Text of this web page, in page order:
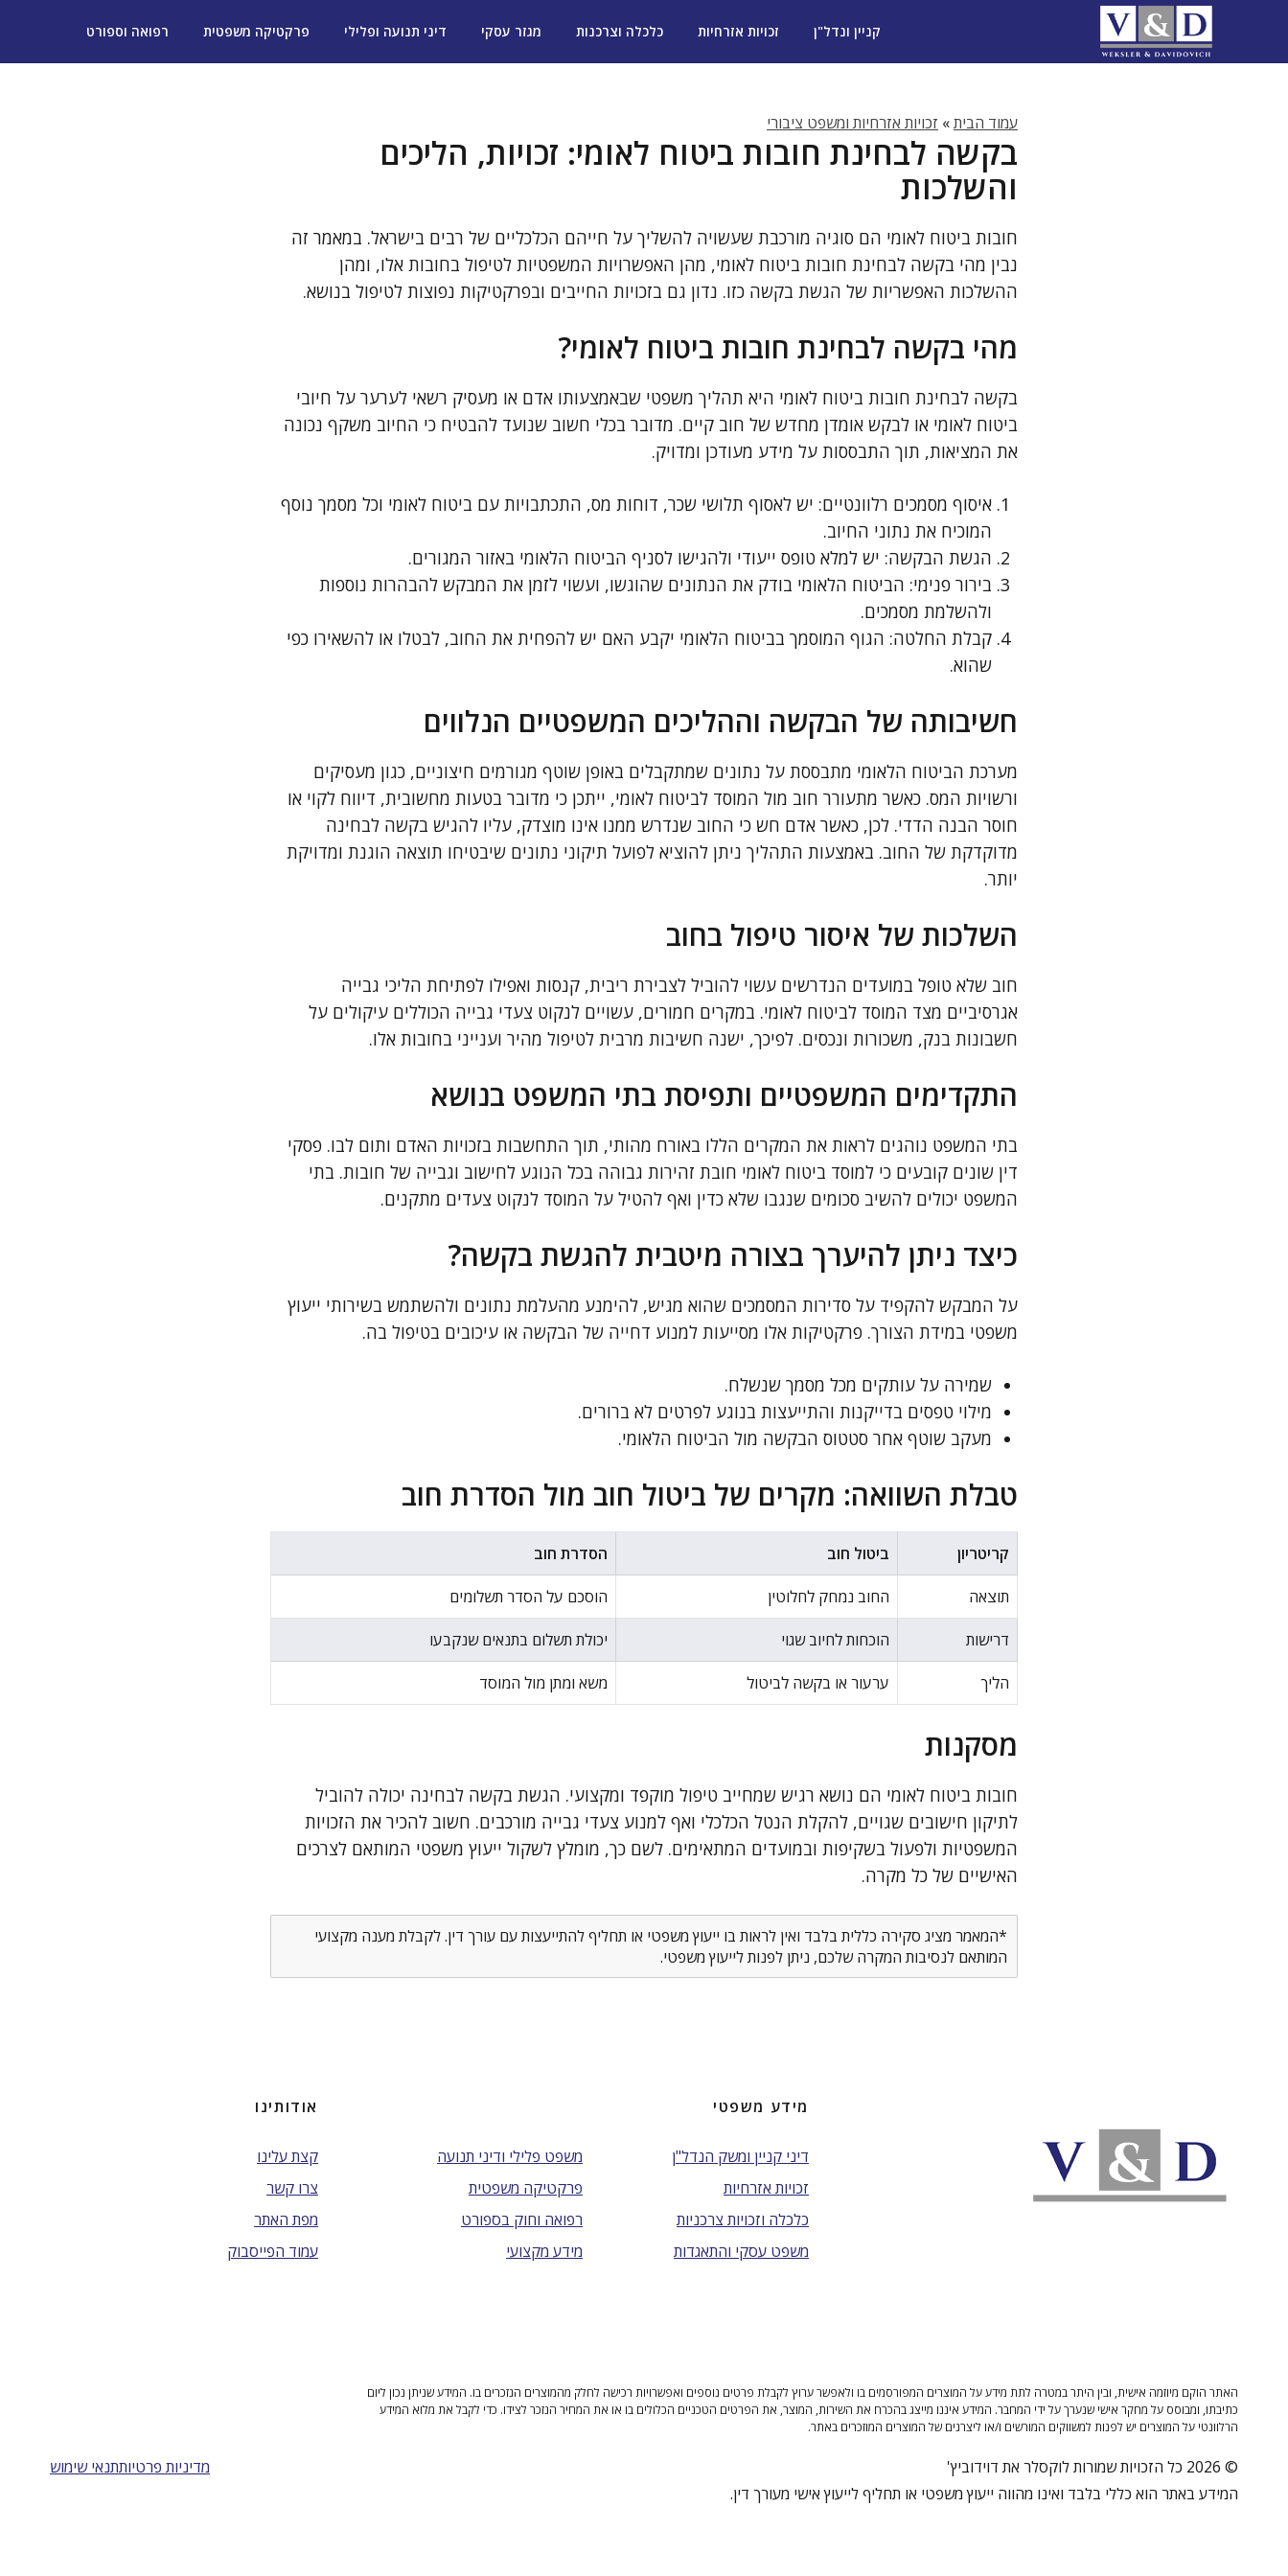
קניין ונדל"ן זכויות אזרחיות כלכלה וצרכנות מגזר עסקי דיני תנועה ופלילי פרקטיקה משפטית רפואה וספורט
עמוד הבית» זכויות אזרחיות ומשפט ציבורי
בקשה לבחינת חובות ביטוח לאומי: זכויות, הליכים
והשלכות
חובות ביטוח לאומי הם סוגיה מורכבת שעשויה להשליך על חייהם הכלכליים של רבים בישראל. במאמר זה
נבין מהי בקשה לבחינת חובות ביטוח לאומי, מהן האפשרויות המשפטיות לטיפול בחובות אלו, ומהן
ההשלכות האפשריות של הגשת בקשה כזו. נדון גם בזכויות החייבים ובפרקטיקות נפוצות לטיפול בנושא.
מהי בקשה לבחינת חובות ביטוח לאומי?
בקשה לבחינת חובות ביטוח לאומי היא תהליך משפטי שבאמצעותו אדם או מעסיק רשאי לערער על חיובי
ביטוח לאומי או לבקש אומדן מחדש של חוב קיים. מדובר בכלי חשוב שנועד להבטיח כי החיוב משקף נכונה
את המציאות, תוך התבססות על מידע מעודכן ומדויק.
איסוף מסמכים רלוונטיים: יש לאסוף תלושי שכר, דוחות מס, התכתבויות עם ביטוח לאומי וכל מסמך נוסף
המוכיח את נתוני החיוב.
הגשת הבקשה: יש למלא טופס ייעודי ולהגישו לסניף הביטוח הלאומי באזור המגורים.
בירור פנימי: הביטוח הלאומי בודק את הנתונים שהוגשו, ועשוי לזמן את המבקש להבהרות נוספות
ולהשלמת מסמכים.
קבלת החלטה: הגוף המוסמך בביטוח הלאומי יקבע האם יש להפחית את החוב, לבטלו או להשאירו כפי
שהוא.
חשיבותה של הבקשה וההליכים המשפטיים הנלווים
מערכת הביטוח הלאומי מתבססת על נתונים שמתקבלים באופן שוטף מגורמים חיצוניים, כגון מעסיקים
ורשויות המס. כאשר מתעורר חוב מול המוסד לביטוח לאומי, ייתכן כי מדובר בטעות מחשובית, דיווח לקוי או
חוסר הבנה הדדי. לכן, כאשר אדם חש כי החוב שנדרש ממנו אינו מוצדק, עליו להגיש בקשה לבחינה
מדוקדקת של החוב. באמצעות התהליך ניתן להוציא לפועל תיקוני נתונים שיבטיחו תוצאה הוגנת ומדויקת
יותר.
השלכות של איסור טיפול בחוב
חוב שלא טופל במועדים הנדרשים עשוי להוביל לצבירת ריבית, קנסות ואפילו לפתיחת הליכי גבייה
אגרסיביים מצד המוסד לביטוח לאומי. במקרים חמורים, עשויים לנקוט צעדי גבייה הכוללים עיקולים על
חשבונות בנק, משכורות ונכסים. לפיכך, ישנה חשיבות מרבית לטיפול מהיר וענייני בחובות אלו.
התקדימים המשפטיים ותפיסת בתי המשפט בנושא
בתי המשפט נוהגים לראות את המקרים הללו באורח מהותי, תוך התחשבות בזכויות האדם ותום לבו. פסקי
דין שונים קובעים כי למוסד ביטוח לאומי חובת זהירות גבוהה בכל הנוגע לחישוב וגבייה של חובות. בתי
המשפט יכולים להשיב סכומים שנגבו שלא כדין ואף להטיל על המוסד לנקוט צעדים מתקנים.
כיצד ניתן להיערך בצורה מיטבית להגשת בקשה?
על המבקש להקפיד על סדירות המסמכים שהוא מגיש, להימנע מהעלמת נתונים ולהשתמש בשירותי ייעוץ
משפטי במידת הצורך. פרקטיקות אלו מסייעות למנוע דחייה של הבקשה או עיכובים בטיפול בה.
שמירה על עותקים מכל מסמך שנשלח.
מילוי טפסים בדייקנות והתייעצות בנוגע לפרטים לא ברורים.
מעקב שוטף אחר סטטוס הבקשה מול הביטוח הלאומי.
טבלת השוואה: מקרים של ביטול חוב מול הסדרת חוב
קריטריון ביטול חוב הסדרת חוב
תוצאה החוב נמחק לחלוטין הוסכם על הסדר תשלומים
דרישות הוכחות לחיוב שגוי יכולת תשלום בתנאים שנקבעו
הליך ערעור או בקשה לביטול משא ומתן מול המוסד
מסקנות
חובות ביטוח לאומי הם נושא רגיש שמחייב טיפול מוקפד ומקצועי. הגשת בקשה לבחינה יכולה להוביל
לתיקון חישובים שגויים, להקלת הנטל הכלכלי ואף למנוע צעדי גבייה מורכבים. חשוב להכיר את הזכויות
המשפטיות ולפעול בשקיפות ובמועדים המתאימים. לשם כך, מומלץ לשקול ייעוץ משפטי המותאם לצרכים
האישיים של כל מקרה.
*המאמר מציג סקירה כללית בלבד ואין לראות בו ייעוץ משפטי או תחליף להתייעצות עם עורך דין. לקבלת מענה מקצועי
המותאם לנסיבות המקרה שלכם, ניתן לפנות לייעוץ משפטי.
מידע משפטי
דיני קניין ומשק הנדל"ן
זכויות אזרחיות
כלכלה וזכויות צרכניות
משפט עסקי והתאגדות
משפט פלילי ודיני תנועה
פרקטיקה משפטית
רפואה וחוק בספורט
מידע מקצועי
אודותינו
קצת עלינו
צרו קשר
מפת האתר
עמוד הפייסבוק
האתר הוקם מיוזמה אישית, ובין היתר במטרה לתת מידע על המוצרים המפורסמים בו ולאפשר ערוץ לקבלת פרטים נוספים ואפשרויות רכישה לחלק מהמוצרים הנזכרים בו. המידע שניתן נכון ליום
כתיבתו, ומבוסס על מחקר אישי שנערך על ידי המחבר. המידע איננו מייצג בהכרח את השירות, המוצר, את הפרטים הטכניים הכלולים בו או את המחיר הנזכר לצידו. כדי לקבל את מלוא המידע
הרלוונטי על המוצרים יש לפנות למשווקים המורשים ו/או ליצרנים של המוצרים המוזכרים באתר.
© 2026 כל הזכויות שמורות לוקסלר את דוידוביץ'
המידע באתר הוא כללי בלבד ואינו מהווה ייעוץ משפטי או תחליף לייעוץ אישי מעורך דין.
מדיניות פרטיותתנאי שימוש